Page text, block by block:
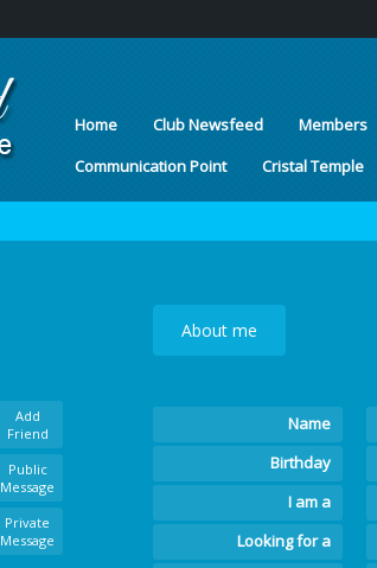
Home Club Newsfeed Members
Communication Point
Cristal Temple
Add
Friend
Public
Message
Private
Message
About me
Name
Birthday
I am a
Looking for a